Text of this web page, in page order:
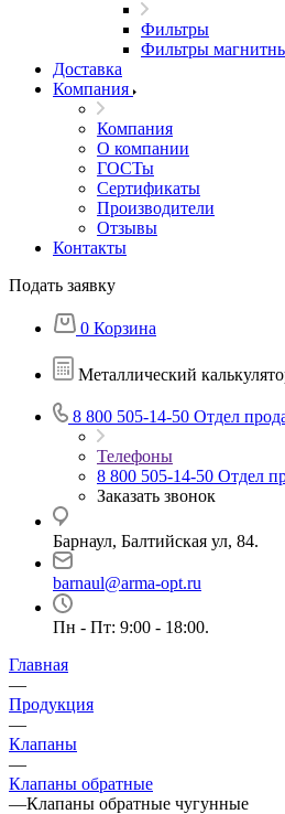
Фильтры
Фильтры
Доставка
Компания
Компания
О компании
ГОСТы
Сертификаты
Производители
Отзывы
Контакты
Подать заявку
0 Корзина
Металлический
8 800 505-14-50 Отдел
Телефоны
8 800 505-14-50 Отдел
Заказать звонок
Барнаул, Балтийская ул, 84.
barnaul@arma-opt.ru
Пн - Пт: 9:00 - 18:00.
Главная
—
Продукция
—
Клапаны
—
Клапаны обратные
—Клапаны обратные чугунные